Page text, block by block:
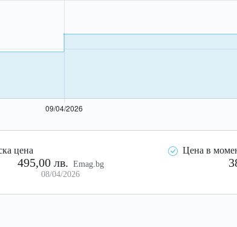
цена
495,00 лв. Emag.bg
08/04/2026
Цена в